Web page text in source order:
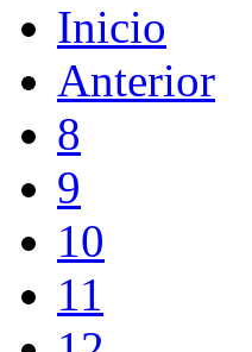
Inicio
Anterior
8
9
10
11